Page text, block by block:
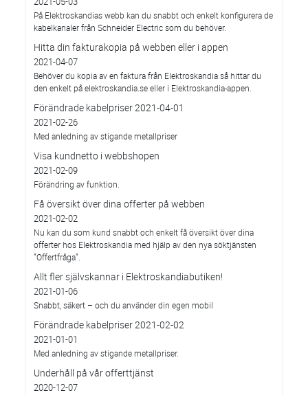
På Elektroskandias webb kan du snabbt och enkelt konfigurera de
kabelkanaler från Schneider Electric som du behöver.
Hitta din fakturakopia på webben eller i appen
2021-04-07
Behöver du kopia av en faktura från Elektroskandia så hittar du
den enkelt på elektroskandia.se eller i Elektro­skandia-appen.
Förändrade kabelpriser 2021-04-01
2021-02-26
Med anledning av stigande metallpriser
Visa kundnetto i webbshopen
2021-02-09
Förändring av funktion.
Få översikt över dina offerter på webben
2021-02-02
Nu kan du som kund snabbt och enkelt få översikt över dina
offerter hos Elektroskandia med hjälp av den nya söktjänsten
”Offertfråga”.
Allt fler självskannar i Elektroskandiabutiken!
2021-01-06
Snabbt, säkert – och du använder din egen mobil
Förändrade kabelpriser 2021-02-02
2021-01-01
Med anledning av stigande metallpriser.
Underhåll på vår offerttjänst
2020-12-07